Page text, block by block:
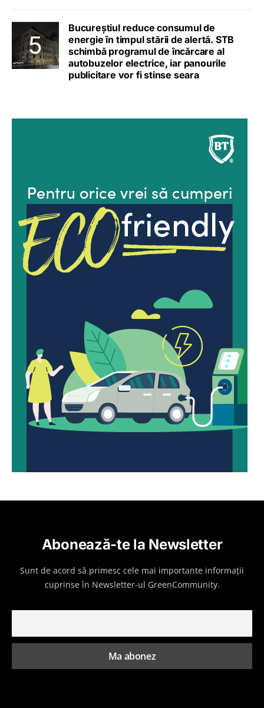
Bucureștiul reduce consumul de
energie în timpul stării de alertă. STB
schimbă programul de încărcare al
autobuzelor electrice, iar panourile
publicitare vor fi stinse seara
Abonează-te la Newsletter
Sunt de acord să primesc cele mai importante informații
cuprinse în Newsletter-ul GreenCommunity.